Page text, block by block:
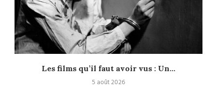
Les films qu’il faut avoir vus : Un...
5 août 2026